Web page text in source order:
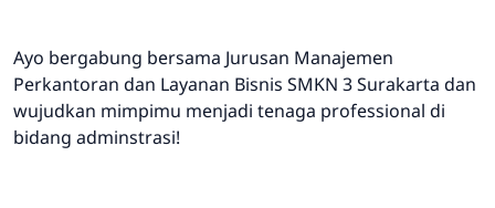
Ayo bergabung bersama Jurusan Manajemen
Perkantoran dan Layanan Bisnis SMKN 3 Surakarta dan
wujudkan mimpimu menjadi tenaga professional di
bidang adminstrasi!